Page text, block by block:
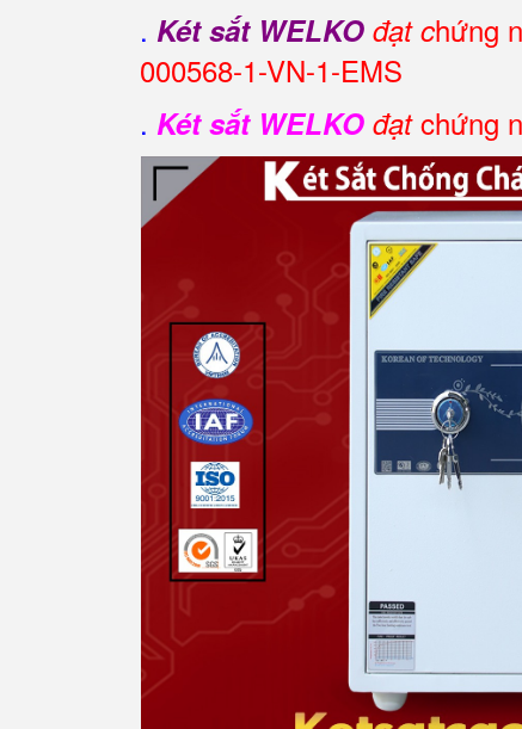
. Két sắt WELKO đạt chứng
000568-1-VN-1-EMS
. Két sắt WELKO đạtchứng